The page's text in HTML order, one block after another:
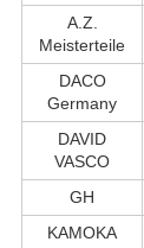
A.Z.
Meisterteile
DACO
Germany
DAVID
VASCO
GH
KAMOKA